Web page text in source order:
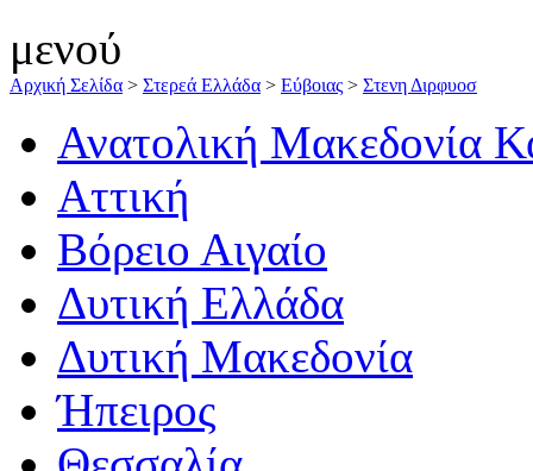
μενού
Αρχική Σελίδα > Στερεά Ελλάδα > Εύβοιας > Στενη Διρφυοσ
Ανατολική Μακεδονία
Αττική
Βόρειο Αιγαίο
Δυτική Ελλάδα
Δυτική Μακεδονία
Ήπειρος